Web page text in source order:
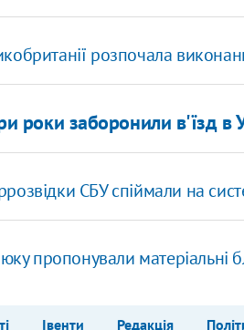
розпочала
роки заборонили в'їзд в
СБУ спіймали на
пропонували матеріальні
Івенти Редакція